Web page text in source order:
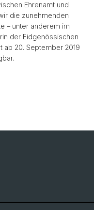
Ehrenamt und
die zunehmenden
– unter anderem im
der Eidgenössischen
ab 20. September 2019